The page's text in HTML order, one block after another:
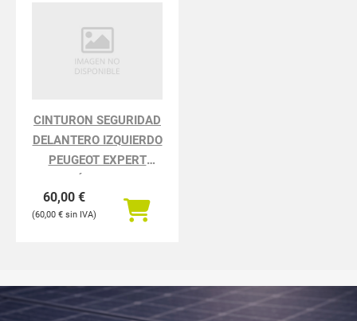
CINTURON SEGURIDAD
DELANTERO IZQUIERDO
PEUGEOT EXPERT
STANDARD
60,00 €
60,00 €